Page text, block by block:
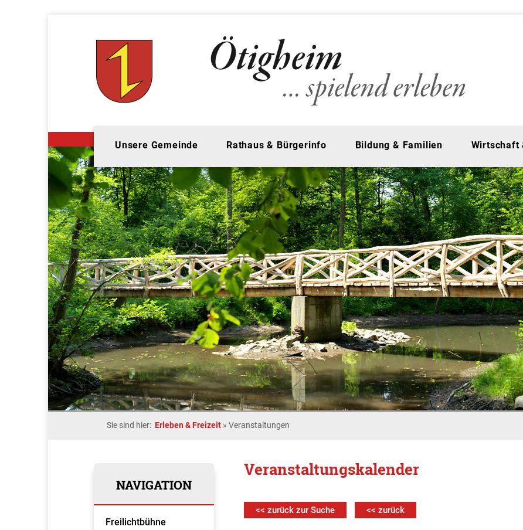
Unsere Gemeinde Rathaus & Bürgerinfo Bildung & Familien Wirtschaft
Sie sind hier: Erleben & Freizeit » Veranstaltungen
NAVIGATION
Freilichtbühne
Veranstaltungskalender
<< zurück zur Suche << zurück